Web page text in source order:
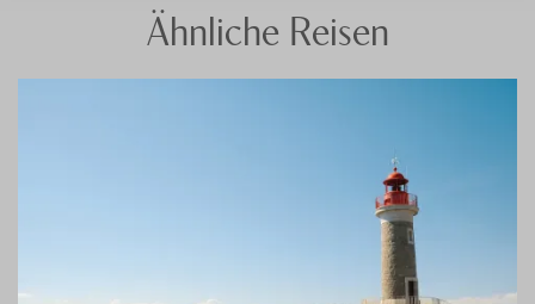
Ähnliche Reisen